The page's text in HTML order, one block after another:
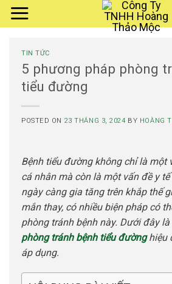
Skip
TIN TỨC
5 phương pháp phòng
tiểu đường
POSTED ON 23 THÁNG 3, 2024 BY HOÀNG
Bệnh tiểu đường không chỉ là một
cá nhân mà còn là một vấn đề y
ngày càng gia tăng trên khắp thế
mắn thay, có nhiều biện pháp có
phòng tránh bệnh này. Dưới đây
phòng tránh bệnh tiểu đườnghiệu
áp dụng.